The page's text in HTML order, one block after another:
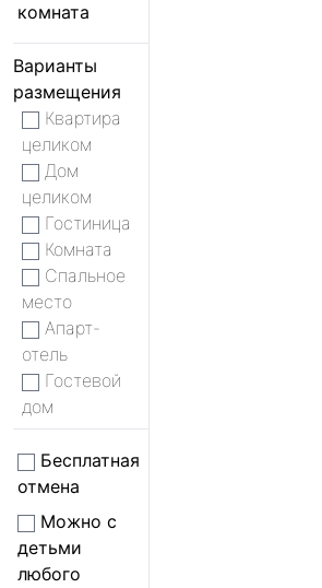
комната
Варианты
размещения
Квартира
целиком
Дом
целиком
Гостиница
Комната
Спальное
место
Апарт-
отель
Гостевой
дом
Бесплатная
отмена
Можно с
детьми
любого